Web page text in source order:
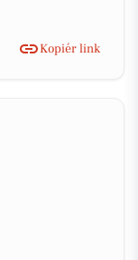
Kopiér link